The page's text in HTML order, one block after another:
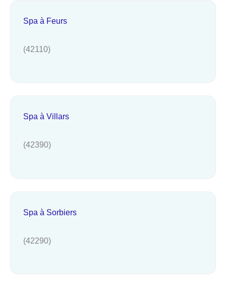
Spa à Feurs
(42110)
Spa à Villars
(42390)
Spa à Sorbiers
(42290)